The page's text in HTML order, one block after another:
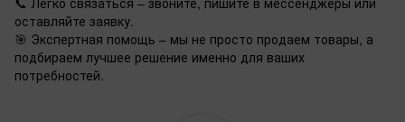
оставляйте заявку.
🎯 Экспертная помощь – мы не просто продаем товары, а
подбираем лучшее решение именно для ваших
потребностей.